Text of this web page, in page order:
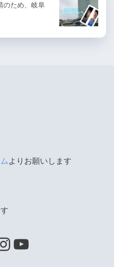
のため、岐阜
よりお願いします